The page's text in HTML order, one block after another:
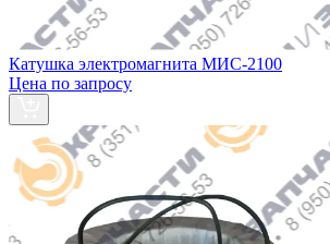
Катушка электромагнита МИС-2100
Цена по запросу